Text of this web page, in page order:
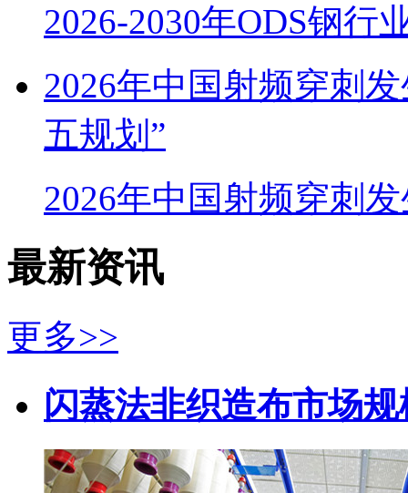
2026-2030年ODS钢行
2026年中国射频穿刺
五规划”
2026年中国射频穿刺
最新资讯
更多>>
闪蒸法非织造布市场